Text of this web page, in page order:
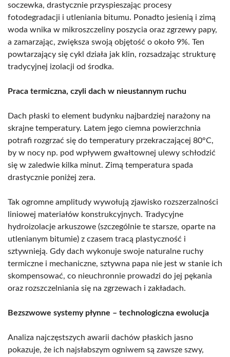
soczewka, drastycznie przyspieszając procesy
fotodegradacji i utleniania bitumu. Ponadto jesienią i zimą
woda wnika w mikroszczeliny poszycia oraz zgrzewy papy,
a zamarzając, zwiększa swoją objętość o około 9%. Ten
powtarzający się cykl działa jak klin, rozsadzając strukturę
tradycyjnej izolacji od środka.
Praca termiczna, czyli dach w nieustannym ruchu
Dach płaski to element budynku najbardziej narażony na
skrajne temperatury. Latem jego ciemna powierzchnia
potrafi rozgrzać się do temperatury przekraczającej 80°C,
by w nocy np. pod wpływem gwałtownej ulewy schłodzić
się w zaledwie kilka minut. Zimą temperatura spada
drastycznie poniżej zera.
Tak ogromne amplitudy wywołują zjawisko rozszerzalności
liniowej materiałów konstrukcyjnych. Tradycyjne
hydroizolacje arkuszowe (szczególnie te starsze, oparte na
utlenianym bitumie) z czasem tracą plastyczność i
sztywnieją. Gdy dach wykonuje swoje naturalne ruchy
termiczne i mechaniczne, sztywna papa nie jest w stanie ich
skompensować, co nieuchronnie prowadzi do jej pękania
oraz rozszczelniania się na zgrzewach i zakładach.
Bezszwowe systemy płynne – technologiczna ewolucja
Analiza najczęstszych awarii dachów płaskich jasno
pokazuje, że ich najsłabszym ogniwem są zawsze szwy,